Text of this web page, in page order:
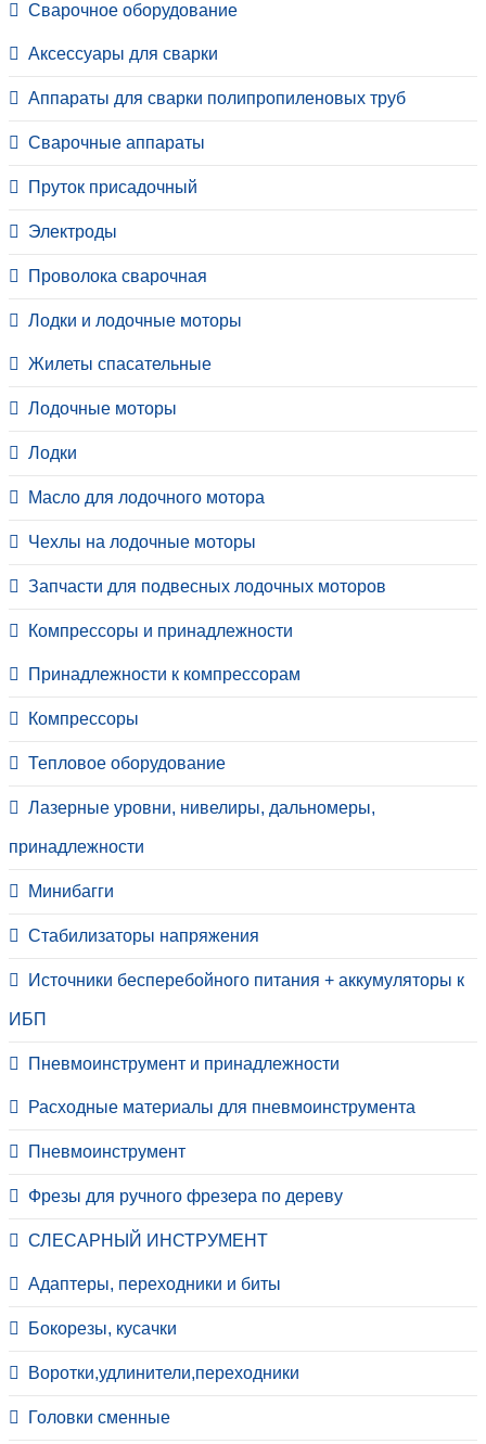
Сварочное оборудование
Аксессуары для сварки
Аппараты для сварки полипропиленовых труб
Сварочные аппараты
Пруток присадочный
Электроды
Проволока сварочная
Лодки и лодочные моторы
Жилеты спасательные
Лодочные моторы
Лодки
Масло для лодочного мотора
Чехлы на лодочные моторы
Запчасти для подвесных лодочных моторов
Компрессоры и принадлежности
Принадлежности к компрессорам
Компрессоры
Тепловое оборудование
Лазерные уровни, нивелиры, дальномеры,
принадлежности
Минибагги
Стабилизаторы напряжения
Источники бесперебойного питания + аккумуляторы к
ИБП
Пневмоинструмент и принадлежности
Расходные материалы для пневмоинструмента
Пневмоинструмент
Фрезы для ручного фрезера по дереву
СЛЕСАРНЫЙ ИНСТРУМЕНТ
Адаптеры, переходники и биты
Бокорезы, кусачки
Воротки,удлинители,переходники
Головки сменные